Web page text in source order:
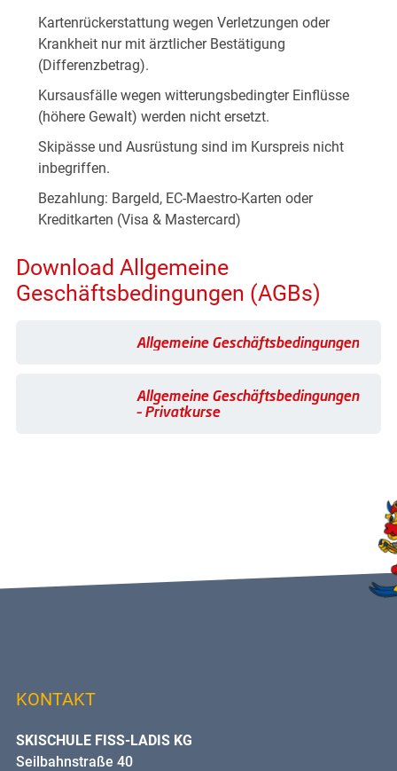
& Antworten
Eltern
Kompetenz
Kindergarten
Schneeabenteuer
Dayride
& Co
Kartenrückerstattung wegen Verletzungen oder
Krankheit nur mit ärztlicher Bestätigung
(Differenzbetrag).
Kursausfälle wegen witterungsbedingter Einflüsse
(höhere Gewalt) werden nicht ersetzt.
Skipässe und Ausrüstung sind im Kurspreis nicht
inbegriffen.
Bezahlung: Bargeld, EC-Maestro-Karten oder
Kreditkarten (Visa & Mastercard)
Download Allgemeine
Geschäftsbedingungen (AGBs)
Allgemeine Geschäftsbedingungen
Allgemeine Geschäftsbedingungen
– Privatkurse
KONTAKT
SKISCHULE FISS-LADIS KG
Seilbahnstraße 40